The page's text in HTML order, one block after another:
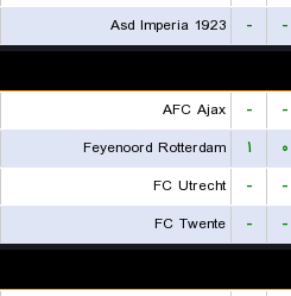
-
-
Asd Imperia 1923
-
-
AFC Ajax
۰ ۱
Feyenoord Rotterdam
-
-
FC Utrecht
-
-
FC Twente